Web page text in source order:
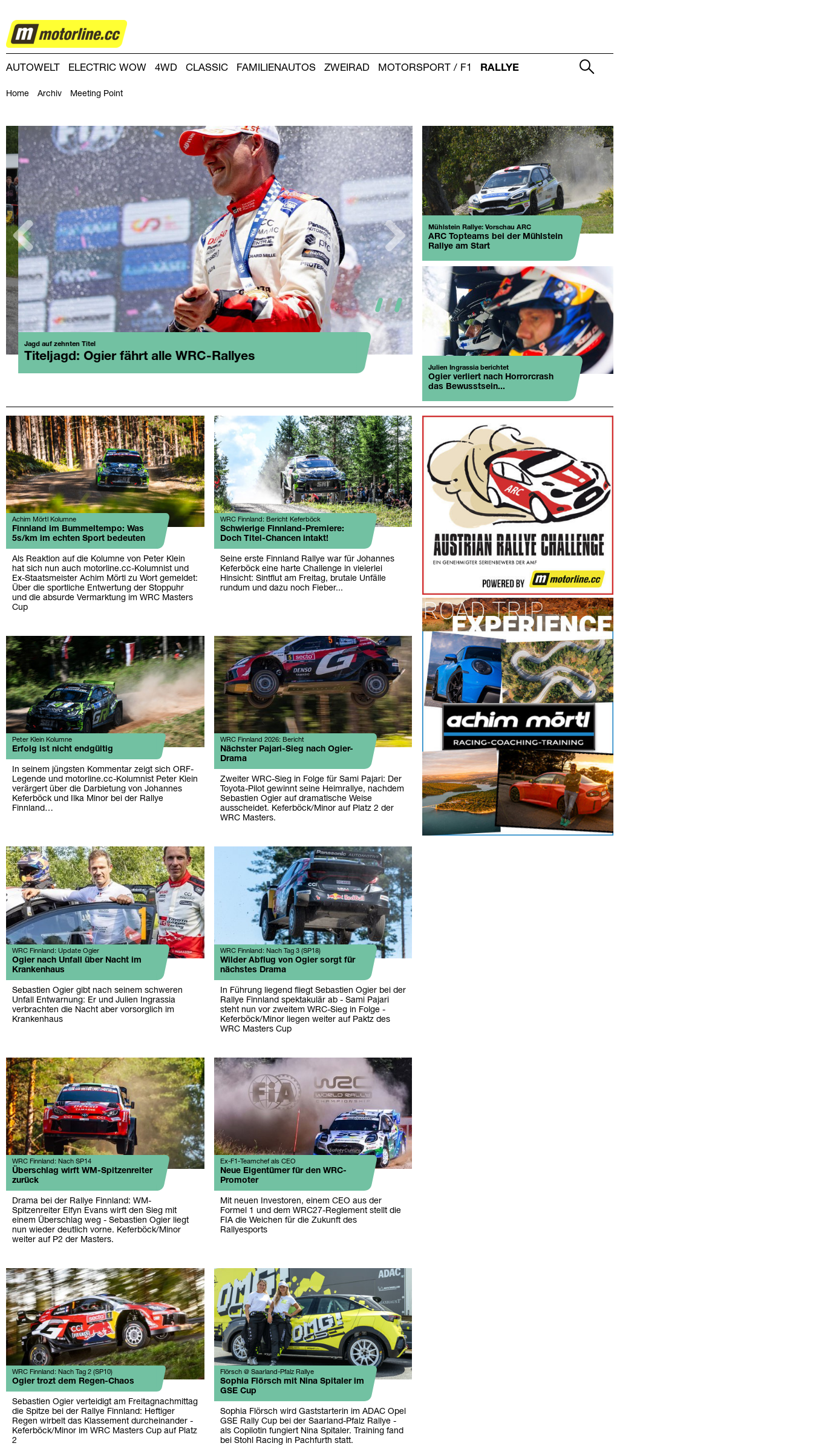
RALLYE
AUTOWELT ELECTRIC WOW 4WD CLASSIC FAMILIENAUTOS ZWEIRAD MOTORSPORT / F1 RALLYE
Home Archiv Meeting Point
Jagd auf zehnten Titel
Titeljagd: Ogier fährt alle WRC-Rallyes
AARC, Mühlstein Rallye: Vorschau
AARC erwartet 16 Teams
1 2 3
zurück weiter
Mühlstein Rallye: Vorschau ARC
ARC Topteams bei der Mühlstein
Rallye am Start
Julien Ingrassia berichtet
Ogier verliert nach Horrorcrash
das Bewusstsein...
Achim Mörtl Kolumne
Finnland im Bummeltempo: Was
5s/km im echten Sport bedeuten
Als Reaktion auf die Kolumne von Peter Klein
hat sich nun auch motorline.cc-Kolumnist und
Ex-Staatsmeister Achim Mörtl zu Wort gemeldet:
Über die sportliche Entwertung der Stoppuhr
und die absurde Vermarktung im WRC Masters
Cup
WRC Finnland: Bericht Keferböck
Schwierige Finnland-Premiere:
Doch Titel-Chancen intakt!
Seine erste Finnland Rallye war für Johannes
Keferböck eine harte Challenge in vielerlei
Hinsicht: Sintflut am Freitag, brutale Unfälle
rundum und dazu noch Fieber...
Peter Klein Kolumne
Erfolg ist nicht endgültig
In seinem jüngsten Kommentar zeigt sich ORF-
Legende und motorline.cc-Kolumnist Peter Klein
verärgert über die Darbietung von Johannes
Keferböck und Ilka Minor bei der Rallye
Finnland…
WRC Finnland 2026: Bericht
Nächster Pajari-Sieg nach Ogier-
Drama
Zweiter WRC-Sieg in Folge für Sami Pajari: Der
Toyota-Pilot gewinnt seine Heimrallye, nachdem
Sebastien Ogier auf dramatische Weise
ausscheidet. Keferböck/Minor auf Platz 2 der
WRC Masters.
WRC Finnland: Update Ogier
Ogier nach Unfall über Nacht im
Krankenhaus
Sebastien Ogier gibt nach seinem schweren
Unfall Entwarnung: Er und Julien Ingrassia
verbrachten die Nacht aber vorsorglich im
Krankenhaus
WRC Finnland: Nach Tag 3 (SP18)
Wilder Abflug von Ogier sorgt für
nächstes Drama
In Führung liegend fliegt Sebastien Ogier bei der
Rallye Finnland spektakulär ab - Sami Pajari
steht nun vor zweitem WRC-Sieg in Folge -
Keferböck/Minor liegen weiter auf Paktz des
WRC Masters Cup
WRC Finnland: Nach SP14
Überschlag wirft WM-Spitzenreiter
zurück
Drama bei der Rallye Finnland: WM-
Spitzenreiter Elfyn Evans wirft den Sieg mit
einem Überschlag weg - Sebastien Ogier liegt
nun wieder deutlich vorne. Keferböck/Minor
weiter auf P2 der Masters.
Ex-F1-Teamchef als CEO
Neue Eigentümer für den WRC-
Promoter
Mit neuen Investoren, einem CEO aus der
Formel 1 und dem WRC27-Reglement stellt die
FIA die Weichen für die Zukunft des
Rallyesports
WRC Finnland: Nach Tag 2 (SP10)
Ogier trozt dem Regen-Chaos
Sebastien Ogier verteidigt am Freitagnachmittag
die Spitze bei der Rallye Finnland: Heftiger
Regen wirbelt das Klassement durcheinander -
Keferböck/Minor im WRC Masters Cup auf Platz
2
Flörsch @ Saarland-Pfalz Rallye
Sophia Flörsch mit Nina Spitaler im
GSE Cup
Sophia Flörsch wird Gaststarterin im ADAC Opel
GSE Rally Cup bei der Saarland-Pfalz Rallye -
als Copilotin fungiert Nina Spitaler. Training fand
bei Stohl Racing in Pachfurth statt.